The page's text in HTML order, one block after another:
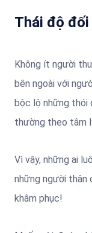
Thái độ
Không ít người
bên ngoài với
bộc lộ những thói
thường theo tâm
Vì vậy, những ai
những người thân
khâm phục!